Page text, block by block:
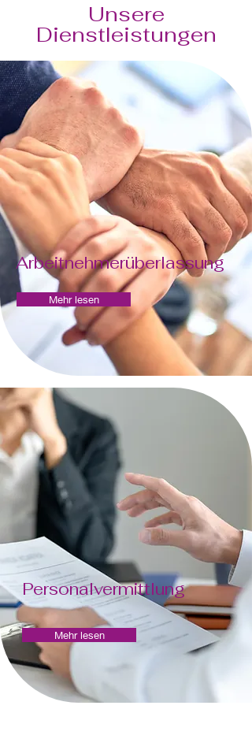
Unsere
Dienstleistungen
Mehr lesen
Personalvermittlung
Mehr lesen
Arbeitnehmerüberlassung